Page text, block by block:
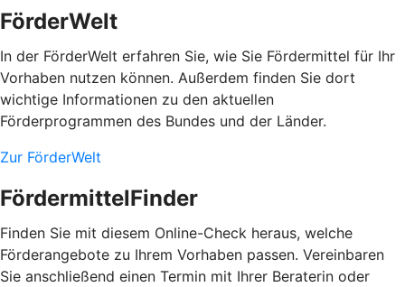
FörderWelt
In der FörderWelt erfahren Sie, wie Sie Fördermittel für Ihr
Vorhaben nutzen können. Außerdem finden Sie dort
wichtige Informationen zu den aktuellen
Förderprogrammen des Bundes und der Länder.
Zur FörderWelt
FördermittelFinder
Finden Sie mit diesem Online-Check heraus, welche
Förderangebote zu Ihrem Vorhaben passen. Vereinbaren
Sie anschließend einen Termin mit Ihrer Beraterin oder